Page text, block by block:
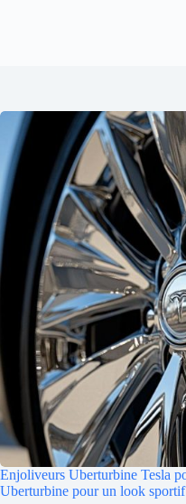
Enjoliveurs Uberturbine Tesla
Uberturbine pour un look sportif